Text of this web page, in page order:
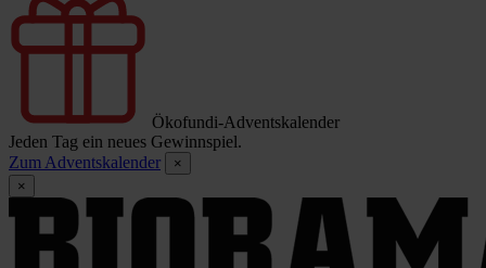
Ökofundi-Adventskalender
Jeden Tag ein neues Gewinnspiel.
Zum Adventskalender
×
×